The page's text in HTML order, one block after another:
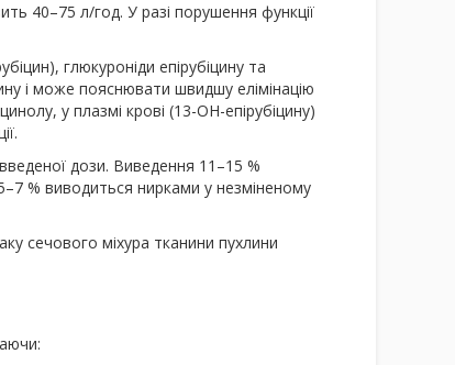
40–75 л/год. У разі порушення функції
глюкуроніди епірубіцину та
і може пояснювати швидшу елімінацію
у плазмі крові (13-OH-епірубіцину)
дози. Виведення 11–15 %
% виводиться нирками у незміненому
сечового міхура тканини пухлини